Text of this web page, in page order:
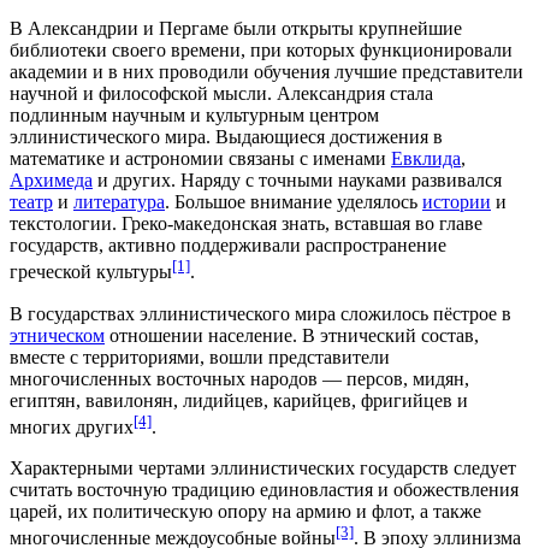
В Александрии и Пергаме были открыты крупнейшие
библиотеки своего времени, при которых функционировали
академии и в них проводили обучения лучшие представители
научной и философской мысли. Александрия стала
подлинным научным и культурным центром
эллинистического мира. Выдающиеся достижения в
математике и астрономии связаны с именами Евклида,
Архимеда и других. Наряду с точными науками развивался
театр и литература. Большое внимание уделялось истории и
текстологии. Греко-македонская знать, вставшая во главе
государств, активно поддерживали распространение
греческой культуры[1].
В государствах эллинистического мира сложилось пёстрое в
этническом отношении население. В этнический состав,
вместе с территориями, вошли представители
многочисленных восточных народов — персов, мидян,
египтян, вавилонян, лидийцев, карийцев, фригийцев и
многих других[4].
Характерными чертами эллинистических государств следует
считать восточную традицию единовластия и обожествления
царей, их политическую опору на армию и флот, а также
многочисленные междоусобные войны[3]. В эпоху эллинизма